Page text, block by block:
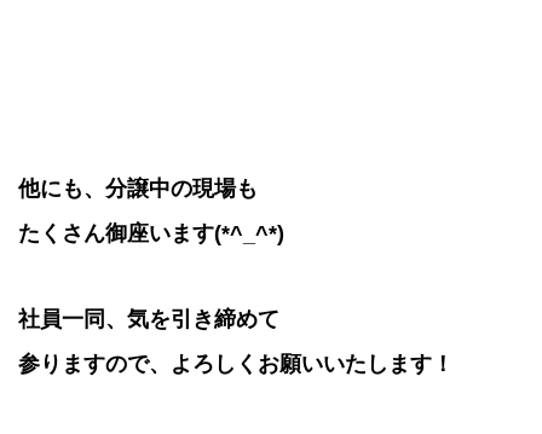
他にも、分譲中の現場も
たくさん御座います(*^_^*)
社員一同、気を引き締めて
参りますので、よろしくお願いいたします！